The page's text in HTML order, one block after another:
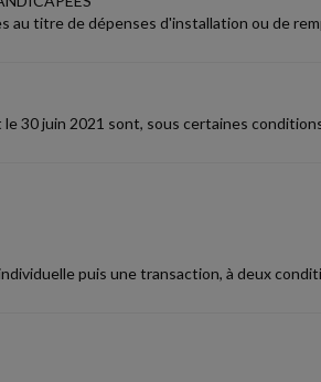
au titre de dépenses d'installation ou de
30 juin 2021 sont, sous certaines
puis une transaction, à deux